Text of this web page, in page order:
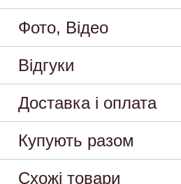
Фото, Відео
Відгуки
Доставка і оплата
Купують разом
Схожі товари